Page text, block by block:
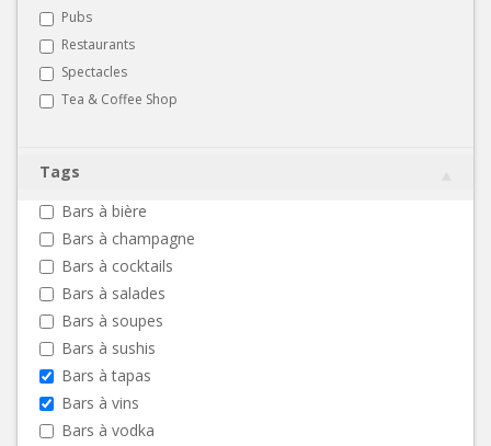
Pubs
Restaurants
Spectacles
Tea & Coffee Shop
Tags
Bars à bière
Bars à champagne
Bars à cocktails
Bars à salades
Bars à soupes
Bars à sushis
Bars à tapas
Bars à vins
Bars à vodka